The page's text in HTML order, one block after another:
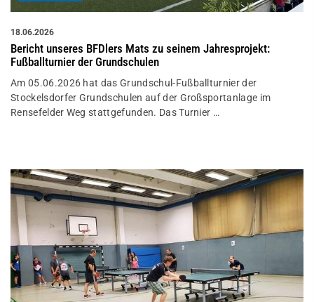
18.06.2026
Bericht unseres BFDlers Mats zu seinem Jahresprojekt:
Fußballturnier der Grundschulen
Am 05.06.2026 hat das Grundschul-Fußballturnier der
Stockelsdorfer Grundschulen auf der Großsportanlage im
Rensefelder Weg stattgefunden. Das Turnier …